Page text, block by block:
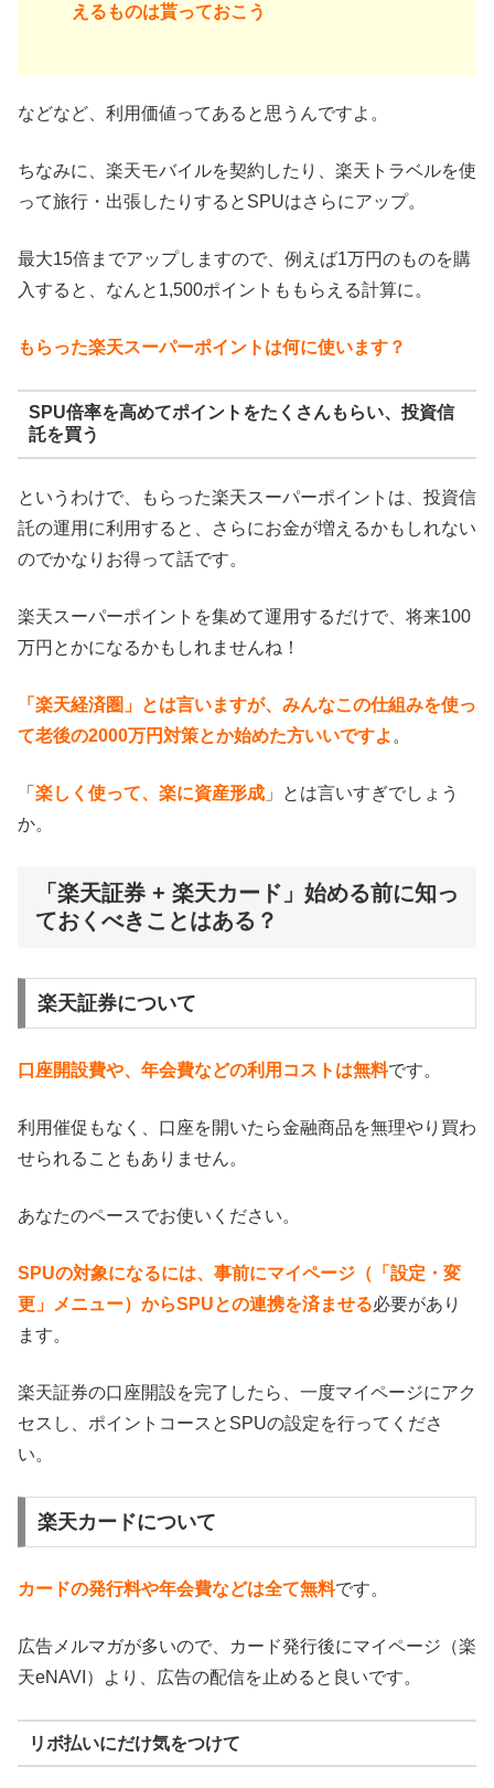
えるものは貰っておこう
などなど、利用価値ってあると思うんですよ。
ちなみに、楽天モバイルを契約したり、楽天トラベルを使
って旅行・出張したりするとSPUはさらにアップ。
最大15倍までアップしますので、例えば1万円のものを購
入すると、なんと1,500ポイントももらえる計算に。
もらった楽天スーパーポイントは何に使います？
SPU倍率を高めてポイントをたくさんもらい、投資信
託を買う
というわけで、もらった楽天スーパーポイントは、投資信
託の運用に利用すると、さらにお金が増えるかもしれない
のでかなりお得って話です。
楽天スーパーポイントを集めて運用するだけで、将来100
万円とかになるかもしれませんね！
「楽天経済圏」とは言いますが、みんなこの仕組みを使っ
て老後の2000万円対策とか始めた方いいですよ。
「 楽しく使って、楽に資産形成 」とは言いすぎでしょう
か。
「楽天証券 + 楽天カード」始める前に知っ
ておくべきことはある？
楽天証券について
口座開設費や、年会費などの利用コストは無料です。
利用催促もなく、口座を開いたら金融商品を無理やり買わ
せられることもありません。
あなたのペースでお使いください。
SPUの対象になるには、事前にマイページ（「設定・変
更」メニュー）からSPUとの連携を済ませる必要があり
ます。
楽天証券の口座開設を完了したら、一度マイページにアク
セスし、ポイントコースとSPUの設定を行ってくださ
い。
楽天カードについて
カードの発行料や年会費などは全て無料です。
広告メルマガが多いので、カード発行後にマイページ（楽
天eNAVI）より、広告の配信を止めると良いです。
リボ払いにだけ気をつけて